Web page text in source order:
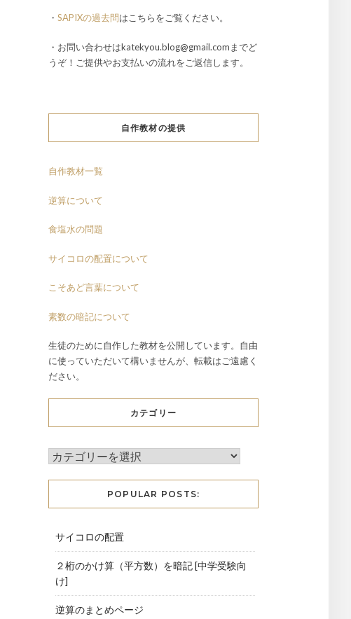
・ SAPIXの過去問はこちらをご覧ください。
・お問い合わせはkatekyou.blog@gmail.comまでど
うぞ！ご提供やお支払いの流れをご返信します。
自作教材の提供
自作教材一覧
逆算について
食塩水の問題
サイコロの配置について
こそあど言葉について
素数の暗記について
生徒のために自作した教材を公開しています。自由
に使っていただいて構いませんが、転載はご遠慮く
ださい。
カテゴリー
POPULAR POSTS:
サイコロの配置
２桁のかけ算（平方数）を暗記 [中学受験向
け]
逆算のまとめページ